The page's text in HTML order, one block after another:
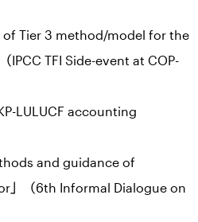
of Tier 3 method/model for the
IPCC TFI Side-event at COP-
LULUCF accounting
and guidance of
」（6th Informal Dialogue on